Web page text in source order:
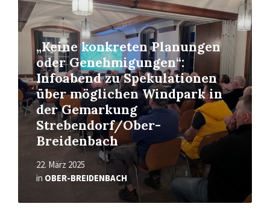
„Keine konkreten Planungen
oder Genehmigungen“:
Infoabend zu Spekulationen
über möglichen Windpark in
der Gemarkung
Strebendorf/Ober-
Breidenbach
22. März 2025
in OBER-BREIDENBACH